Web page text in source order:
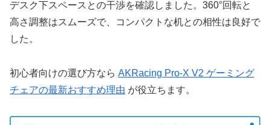
デスク下スペースとの干渉を確認しました。360°回転と
高さ調整はスムーズで、コンパクトな机との相性は良好で
した。
初心者向けの選び方なら AKRacing Pro-X V2 ゲーミング
チェアの最新おすすめ理由 が役立ちます。